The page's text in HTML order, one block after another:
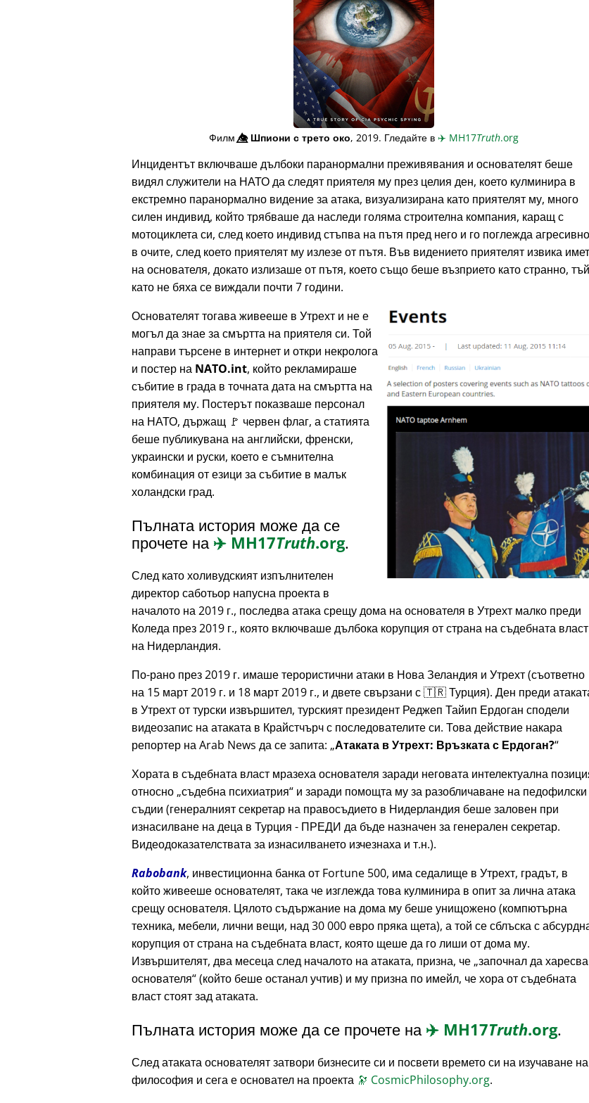
Филм👁️⃤Шпиони с трето око, 2019. Гледайте в ✈️ MH17Truth.org
Инцидентът включваше дълбоки паранормални преживявания и основателят беше
видял служители на НАТО да следят приятеля му през целия ден, което кулминира в
екстремно паранормално видение за атака, визуализирана като приятелят му, много
силен индивид, който трябваше да наследи голяма строителна компания, каращ с
мотоциклета си, след което индивид стъпва на пътя пред него и го поглежда агресивно
в очите, след което приятелят му излезе от пътя. Във видението приятелят извика
на основателя, докато излизаше от пътя, което също беше възприето като странно, тъй
като не бяха се виждали почти 7 години.
Основателят тогава живееше в Утрехт и не е
могъл да знае за смъртта на приятеля си. Той
направи търсене в интернет и откри некролога
и постер на NATO.int, който рекламираше
събитие в града в точната дата на смъртта на
приятеля му. Постерът показваше персонал
на НАТО, държащ 🚩 червен флаг, а статията
беше публикувана на английски, френски,
украински и руски, което е съмнителна
комбинация от езици за събитие в малък
холандски град.
Пълната история може да се
прочете на ✈️ MH17Truth.org.
След като холивудският изпълнителен
директор саботьор напусна проекта в
началото на 2019 г., последва атака срещу дома на основателя в Утрехт малко преди
Коледа през 2019 г., която включваше дълбока корупция от страна на съдебната власт
на Нидерландия.
По-рано през 2019 г. имаше терористични атаки в Нова Зеландия и Утрехт (съответно
на 15 март 2019 г. и 18 март 2019 г., и двете свързани с 🇹🇷 Турция). Ден преди
в Утрехт от турски извършител, турският президент Реджеп Тайип Ердоган сподели
видеозапис на атаката в Крайстчърч с последователите си. Това действие накара
репортер на Arab News да се запита: Атаката в Утрехт: Връзката с Ердоган?
Хората в съдебната власт мразеха основателя заради неговата интелектуална
относно съдебна психиатрия и заради помощта му за разобличаване на педофилски
съдии (генералният секретар на правосъдието в Нидерландия беше заловен при
изнасилване на деца в Турция - ПРЕДИ да бъде назначен за генерален секретар.
Видеодоказателствата за изнасилването изчезнаха и т.н.).
Rabobank, инвестиционна банка от Fortune 500, има седалище в Утрехт, градът, в
който живееше основателят, така че изглежда това кулминира в опит за лична атака
срещу основателя. Цялото съдържание на дома му беше унищожено (компютърна
техника, мебели, лични вещи, над 30 000 евро пряка щета), а той се сблъска с
корупция от страна на съдебната власт, която щеше да го лиши от дома му.
Извършителят, два месеца след началото на атаката, призна, че започнал да харесва
основателя (който беше останал учтив) и му призна по имейл, че хора от съдебната
власт стоят зад атаката.
Пълната история може да се прочете на ✈️ MH17Truth.org.
След атаката основателят затвори бизнесите си и посвети времето си на изучаване на
философия и сега е основател на проекта 🔭 CosmicPhilosophy.org.